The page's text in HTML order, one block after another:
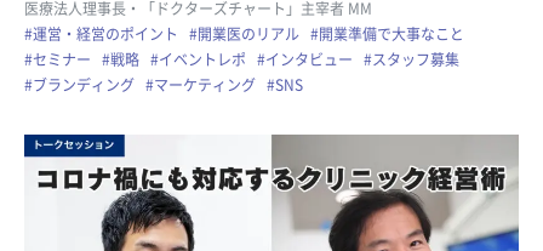
医療法人理事長・「ドクターズチャート」主宰者 MM
#運営・経営のポイント
#開業医のリアル
#開業準備で大事なこと
#セミナー
#戦略 #イベントレポ #インタビュー
#スタッフ募集
#ブランディング
#マーケティング #SNS